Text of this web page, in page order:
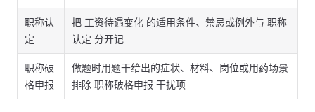
职称认
定
把 工资待遇变化 的适用条件、禁忌或例外与 职称
认定 分开记
职称破
格申报
做题时用题干给出的症状、材料、岗位或用药场景
排除 职称破格申报 干扰项